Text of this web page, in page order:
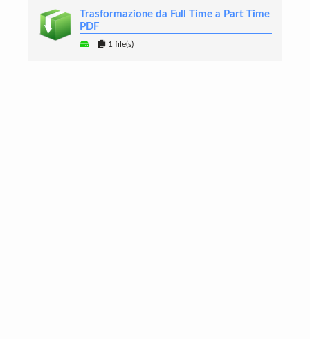
Trasformazione da Full Time a Part Time
PDF
1 file(s)